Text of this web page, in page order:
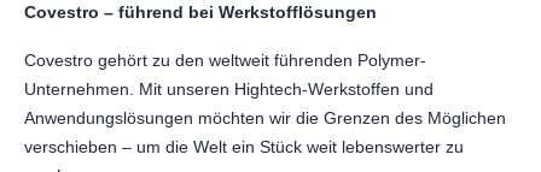
Covestro – führend bei Werkstofflösungen
Covestro gehört zu den weltweit führenden Polymer-
Unternehmen. Mit unseren Hightech-Werkstoffen und
Anwendungslösungen möchten wir die Grenzen des Möglichen
verschieben – um die Welt ein Stück weit lebenswerter zu